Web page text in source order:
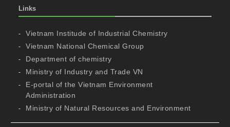
Links
Vietnam Institude of Industrial Chemistry
Vietnam National Chemical Group
Department of chemistry
Ministry of Industry and Trade VN
E-portal of the Vietnam Environment
Administration
Ministry of Natural Resources and Environment